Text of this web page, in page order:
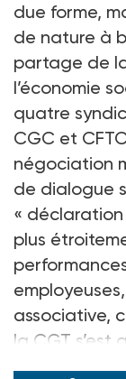
due forme,
de nature à
partage de
l’économie
quatre
CGC et
négociation
de dialogue
« déclaration
plus
associative,
la CGT